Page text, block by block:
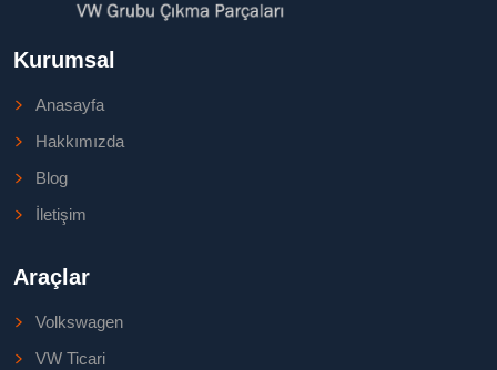
Kurumsal
Anasayfa
Hakkımızda
Blog
İletişim
Araçlar
Volkswagen
VW Ticari